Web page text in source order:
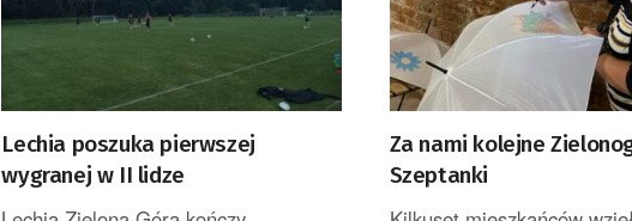
Lechia poszuka pierwszej
wygranej w II lidze
Za nami kolejne
Szeptanki